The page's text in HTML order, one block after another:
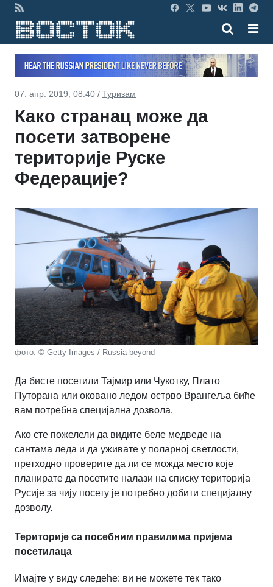
07. апр. 2019, 08:40 / Туризам
Како странац може да
посети затворене
територије Руске
Федерације?
фото: © Getty Images / Russia beyond
Да бисте посетили Тајмир или Чукотку, Плато
Путорана или оковано ледом острво Врангеља биће
вам потребна специјална дозвола.
Ако сте пожелели да видите беле медведе на
сантама леда и да уживате у поларној светлости,
претходно проверите да ли се можда место које
планирате да посетите налази на списку територија
Русије за чију посету је потребно добити специјалну
дозволу.
Територије са посебним правилима пријема
посетилаца
Имајте у виду следеће: ви не можете тек тако